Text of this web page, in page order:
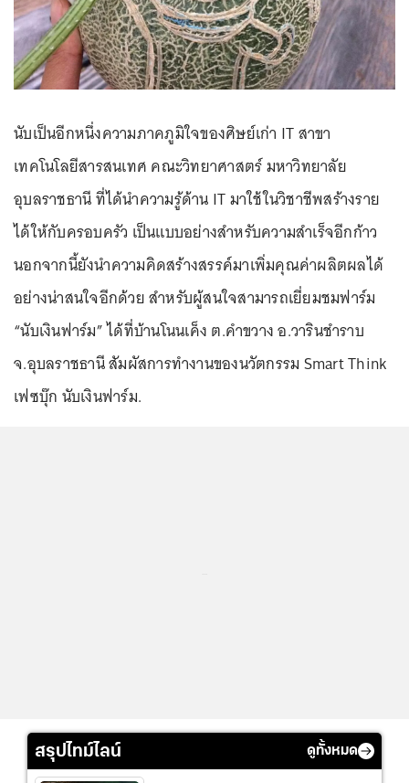
นับเป็นอีกหนึ่งความภาคภูมิใจของศิษย์เก่า IT สาขา
เทคโนโลยีสารสนเทศ คณะวิทยาศาสตร์ มหาวิทยาลัย
อุบลราชธานี ที่ได้นำความรู้ด้าน IT มาใช้ในวิชาชีพสร้างราย
ได้ให้กับครอบครัว เป็นแบบอย่างสำหรับความสำเร็จอีกก้าว
นอกจากนี้ยังนำความคิดสร้างสรรค์มาเพิ่มคุณค่าผลิตผลได้
อย่างน่าสนใจอีกด้วย สำหรับผู้สนใจสามารถเยี่ยมชมฟาร์ม
“นับเงินฟาร์ม” ได้ที่บ้านโนนเค็ง ต.คำขวาง อ.วารินชำราบ
จ.อุบลราชธานี สัมผัสการทำงานของนวัตกรรม Smart Think
เฟซบุ๊ก นับเงินฟาร์ม.
สรุปไทม์ไลน์ ดูทั้งหมด